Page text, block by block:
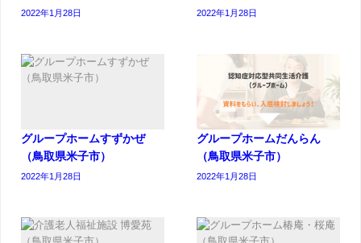
2022年1月28日 2022年1月28日
グループホームすずかぜ
（鳥取県米子市）
2022年1月28日
グループホームだんらん
（鳥取県米子市）
2022年1月28日